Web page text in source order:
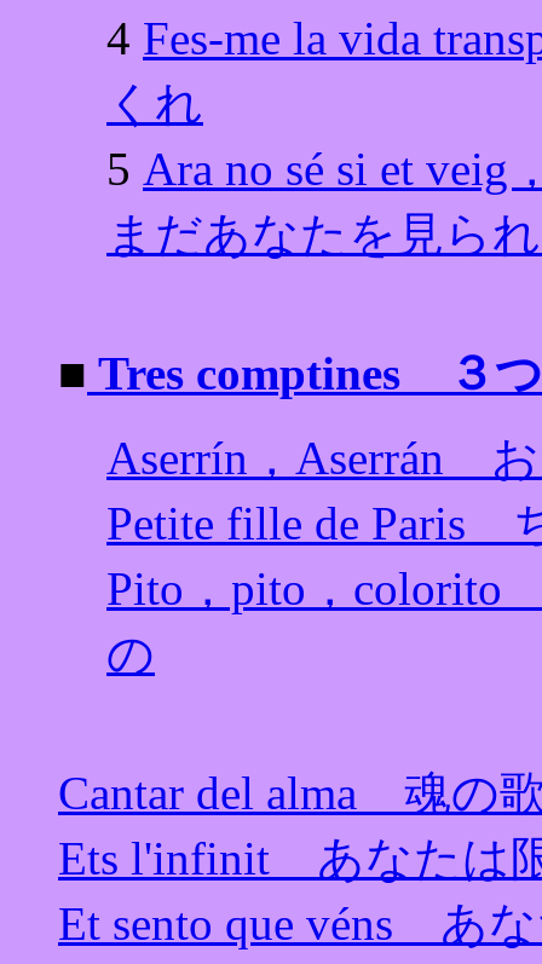
4 Fes-me la vida
くれ
5 Ara no sé si et
まだあなたを見ら
■ Tres comptines ３
Aserrín，Aserrán
Petite fille de Paris
Pito，pito，
の
Cantar del alma 魂の
Ets l'infinit あなたは
Et sento que véns あ